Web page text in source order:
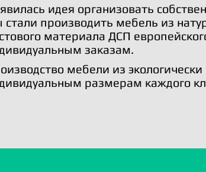
идея организовать
производить мебель из
материала ДСП
заказам.
мебели из
размерам каждого